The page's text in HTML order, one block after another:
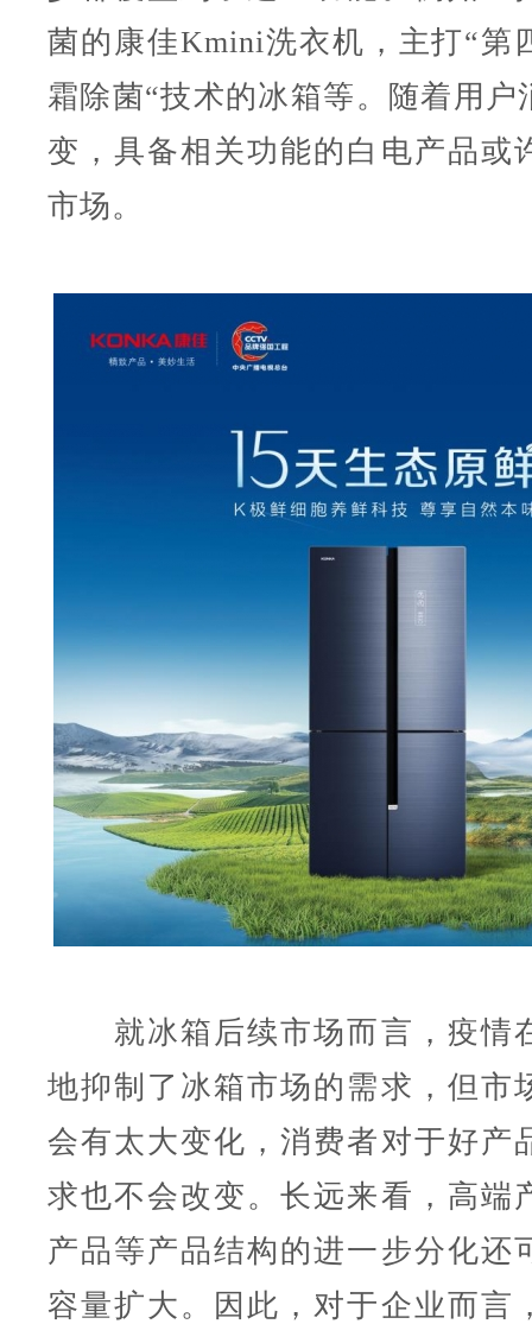
菌的康佳Kmini洗衣机，主打“第
霜除菌“技术的冰箱等。随着用户
变，具备相关功能的白电产品或
市场。
就冰箱后续市场而言，疫情
地抑制了冰箱市场的需求，但市
会有太大变化，消费者对于好产
求也不会改变。长远来看，高端
产品等产品结构的进一步分化还
容量扩大。因此，对于企业而言